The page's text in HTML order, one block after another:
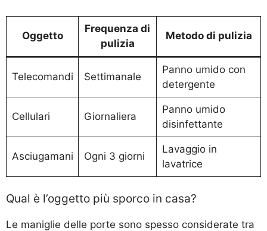
Oggetto
Frequenza di
pulizia
Metodo di pulizia
Telecomandi Settimanale
Panno umido con
detergente
Cellulari Giornaliera
Panno umido
disinfettante
Asciugamani Ogni 3 giorni
Lavaggio in
lavatrice
Qual è l’oggetto più sporco in casa?
Le maniglie delle porte sono spesso considerate tra